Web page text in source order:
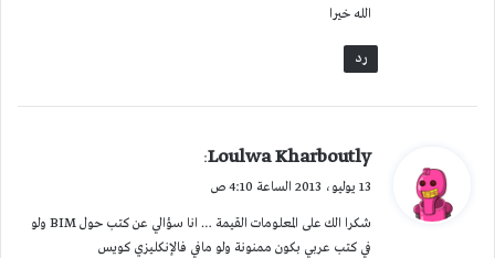
الله خيرا
رد
ي
ل
Loulwa Kharboutly
:
13 يوليو، 2013 الساعة 4:10 ص
شكرا الك على المعلومات القيمة … انا سؤالي عن كتب حول BIM ولو
في كتب عربي بكون ممنونة ولو مافي فالإنكليزي كويس